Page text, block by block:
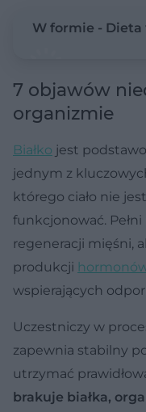
W formie - Dieta
7 objawów
organizmie
Białko jest
jednym z
którego ciało nie
funkcjonować.
regeneracji mięśni,
produkcji
wspierających
Uczestniczy w
zapewnia stabilny
utrzymać
brakuje białka,